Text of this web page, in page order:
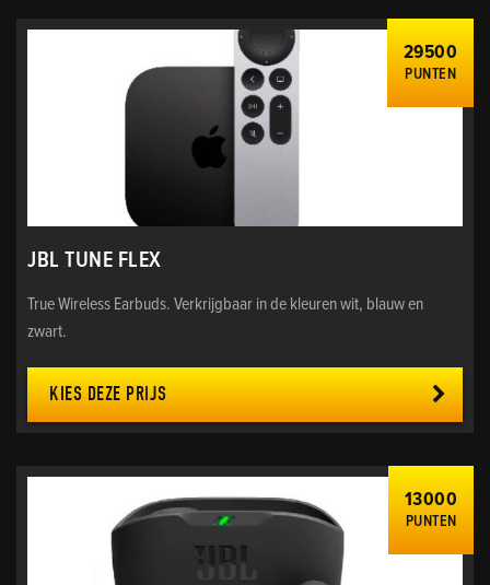
29500
PUNTEN
JBL TUNE FLEX
True Wireless Earbuds. Verkrijgbaar in de kleuren wit, blauw en
zwart.
KIES DEZE PRIJS
13000
PUNTEN